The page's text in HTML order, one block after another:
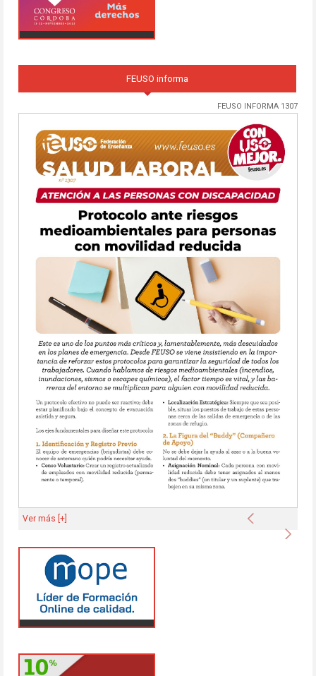
FEUSO informa
FEUSO INFORMA 1307
Anterior
Ver más [+]